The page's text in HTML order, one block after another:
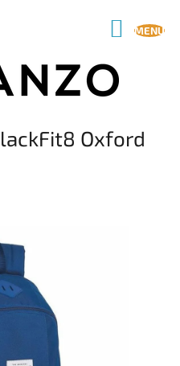
KOSÁR
Oxford